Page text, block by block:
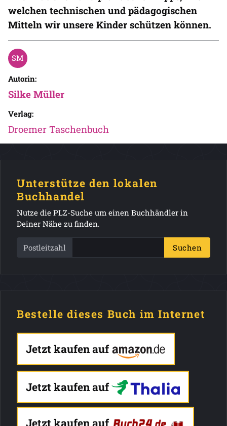
welchen technischen und pädagogischen
Mitteln wir unsere Kinder schützen können.
Autorin:
Silke Müller
Verlag:
Droemer Taschenbuch
Unterstütze den lokalen
Buchhandel
Nutze die PLZ-Suche um einen Buchhändler in
Deiner Nähe zu finden.
Postleitzahl Suchen
Bestelle dieses Buch im Internet
Jetzt kaufen auf
Jetzt kaufen auf